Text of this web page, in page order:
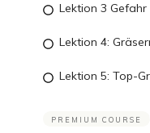
Lektion 3
Lektion 4:
Lektion 5: Top-
PREMIUM COURSE